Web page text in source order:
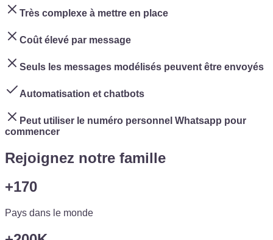
Très complexe à mettre en place
Coût élevé par message
Seuls les messages modélisés peuvent être envoyés
Automatisation et chatbots
Peut utiliser le numéro personnel Whatsapp pour
commencer
Rejoignez notre famille
+170
Pays dans le monde